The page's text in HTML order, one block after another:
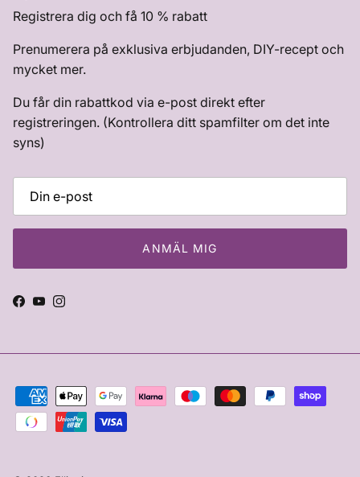
Registrera dig och få 10 % rabatt
Prenumerera på exklusiva erbjudanden, DIY-recept och
mycket mer.
Du får din rabattkod via e-post direkt efter
registreringen. (Kontrollera ditt spamfilter om det inte
syns)
ANMÄL MIG
Facebook
YouTube
Instagram